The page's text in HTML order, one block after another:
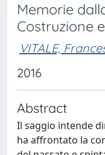
Memorie
Costruzione
VITALE,
2016
Abstract
Il saggio intende
ha affrontato la